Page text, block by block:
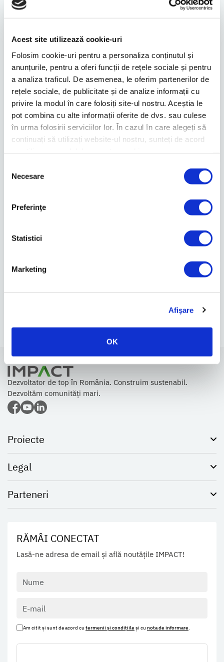
Acest site utilizează cookie-uri
Folosim cookie-uri pentru a personaliza conținutul și
anunțurile, pentru a oferi funcții de rețele sociale și pentru
a analiza traficul. De asemenea, le oferim partenerilor de
rețele sociale, de publicitate și de analize informații cu
privire la modul în care folosiți site-ul nostru. Aceștia le
pot combina cu alte informații oferite de dvs. sau culese
în urma folosirii serviciilor lor. În cazul în care alegeți să
continuați să utilizați website-ul nostru, sunteți de acord
consimțământului
Necesare
Preferinţe
Statistici
Marketing
Afişare
OK
Știrea precedentă Știrea următoare
Știri similare
Brokerul polonez Ipopema evaluează
dezvoltatorul imobiliar...
21.11.2024 1 min.
Citește mai mult
Brokerul polonez Ipopema oferă un preţ
ţintă de 0,32 lei...
27.08.2024
Citește mai mult
IMPACT atrage 3 milioane de euro și
Dezvoltator de top în România. Construim sustenabil.
Dezvoltăm comunități mari.
Proiecte
Legal
Parteneri
RĂMÂI CONECTAT
Lasă-ne adresa de email și află noutățile IMPACT!
Am citit și sunt de acord cu termenii și condițiileși cu nota de informare.